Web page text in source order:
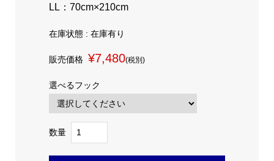
LL：70cm×210cm
在庫状態 : 在庫有り
販売価格 ¥7,480(税別)
選べるフック
数量